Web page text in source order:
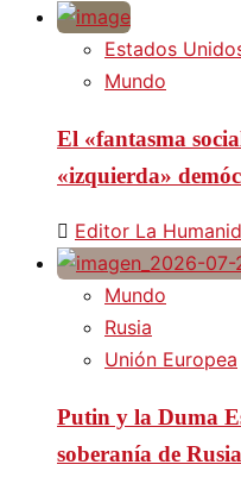
Estados
Mundo
El «fantasma
«izquierda»
Editor La
Mundo
Rusia
Unión Europea
Putin y la Duma
soberanía de Rusia